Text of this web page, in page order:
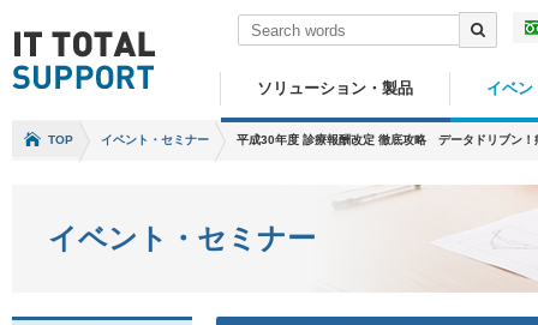
ソリューション・製品 イベン
TOP イベント・セミナー 平成30年度 診療報酬改定 徹底攻略 データドリブン！
イベント・セミナー